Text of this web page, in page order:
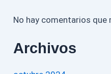
No hay comentarios que
Archivos